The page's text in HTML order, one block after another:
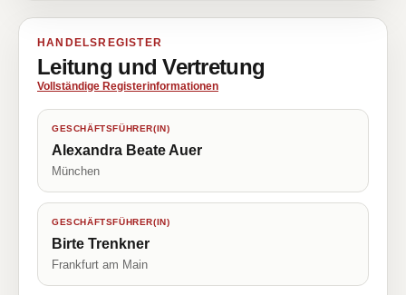
HANDELSREGISTER
Leitung und Vertretung
Vollständige Registerinformationen
GESCHÄFTSFÜHRER(IN)
Alexandra Beate Auer
München
GESCHÄFTSFÜHRER(IN)
Birte Trenkner
Frankfurt am Main